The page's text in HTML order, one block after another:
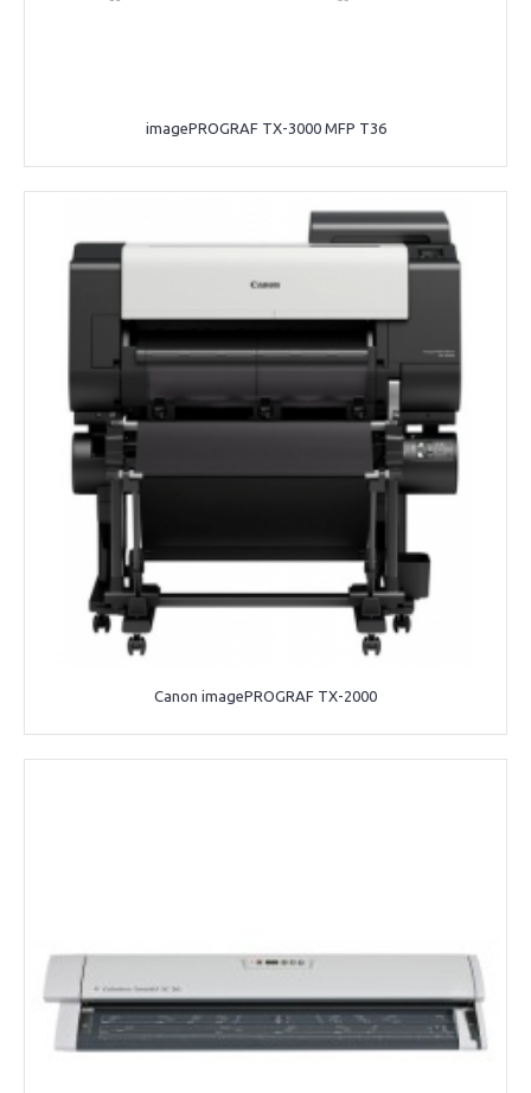
imagePROGRAF TX-3000 MFP T36
Canon imagePROGRAF TX-2000